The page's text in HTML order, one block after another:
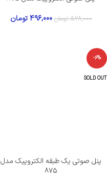
528,000 تومان 496,000 تومان
-6%
SOLD OUT
پنل صوتی یک طبقه الکتروپیک مدل
۸۷۵